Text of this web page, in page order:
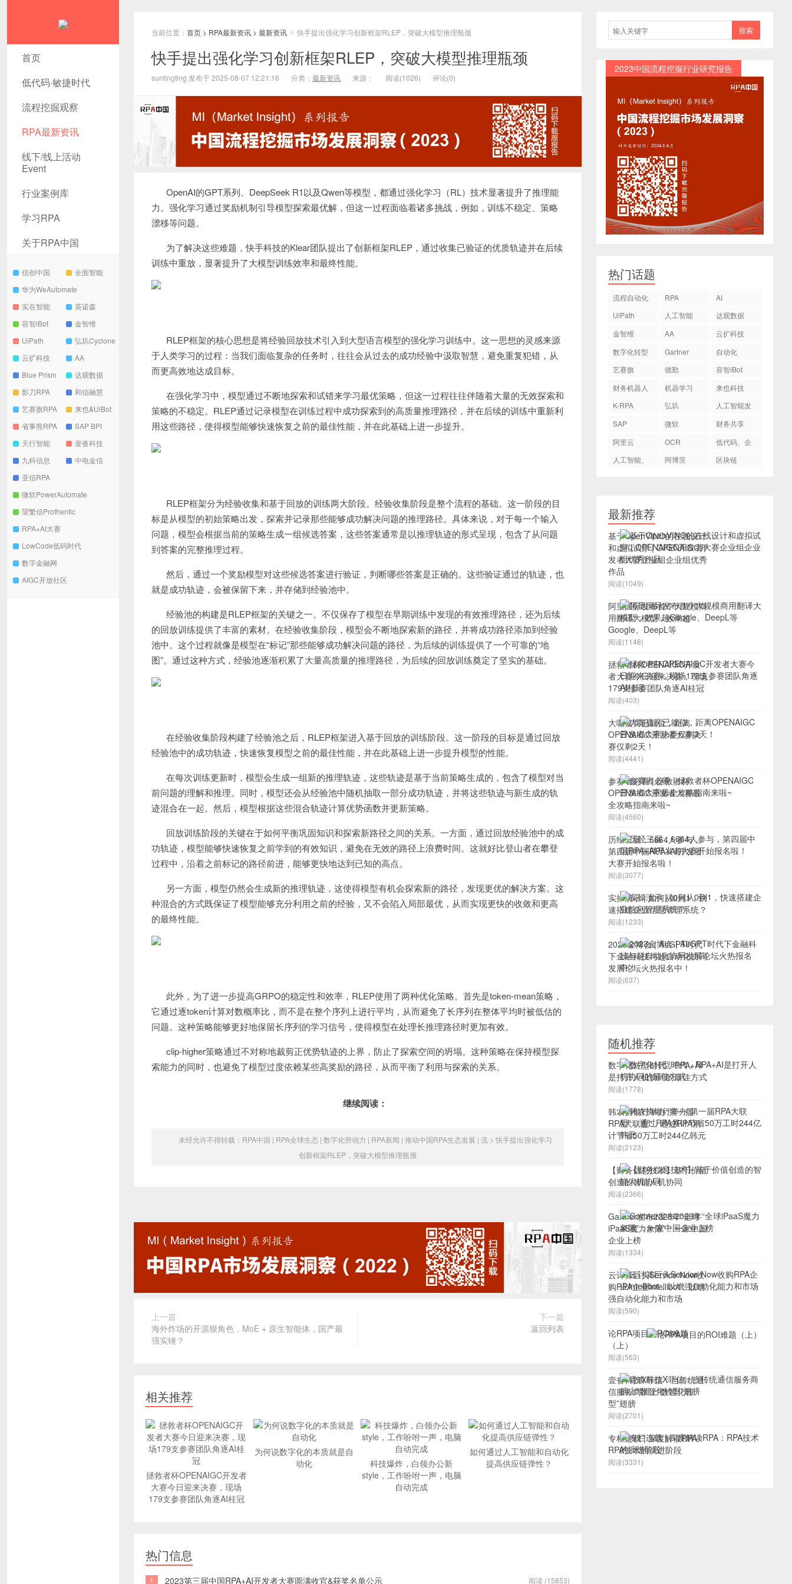
首页
低代码·敏捷时代
流程挖掘观察
RPA最新资讯
线下/线上活动
Event
行业案例库
学习RPA
关于RPA中国
信创中国
全面智能
华为WeAutomate
实在智能
英诺森
容智iBot
金智维
UiPath
弘玑Cyclone
云扩科技
AA
Blue Prism
达观数据
影刀RPA
和信融慧
艺赛旗RPA
来也&UiBot
省事熊RPA
SAP BPI
天行智能
壹沓科技
九科信息
中电金信
亚信RPA
微软PowerAutomate
望繁信Prothentic
RPA+AI大赛
LowCode低码时代
数字金融网
AIGC开放社区
当前位置： 首页 > RPA最新资讯 > 最新资讯 > 快手提出强化学习创新框架RLEP，突破大模型推理瓶颈
快手提出强化学习创新框架RLEP，突破大模型推理瓶颈
suntingting 发布于 2025-08-07 12:21:16 分类： 最新资讯 来源： 阅读(1026) 评论(0)
OpenAI的GPT系列、DeepSeek R1以及Qwen等模型，都通过强化学习（RL）技术显著提升了推理能
力。强化学习通过奖励机制引导模型探索最优解，但这一过程面临着诸多挑战，例如，训练不稳定、策略
漂移等问题。
为了解决这些难题，快手科技的Klear团队提出了创新框架RLEP，通过收集已验证的优质轨迹并在后续
训练中重放，显著提升了大模型训练效率和最终性能。
RLEP框架的核心思想是将经验回放技术引入到大型语言模型的强化学习训练中。这一思想的灵感来源
于人类学习的过程：当我们面临复杂的任务时，往往会从过去的成功经验中汲取智慧，避免重复犯错，从
而更高效地达成目标。
在强化学习中，模型通过不断地探索和试错来学习最优策略，但这一过程往往伴随着大量的无效探索和
策略的不稳定。RLEP通过记录模型在训练过程中成功探索到的高质量推理路径，并在后续的训练中重新利
用这些路径，使得模型能够快速恢复之前的最佳性能，并在此基础上进一步提升。
RLEP框架分为经验收集和基于回放的训练两大阶段。经验收集阶段是整个流程的基础。这一阶段的目
标是从模型的初始策略出发，探索并记录那些能够成功解决问题的推理路径。具体来说，对于每一个输入
问题，模型会根据当前的策略生成一组候选答案，这些答案通常是以推理轨迹的形式呈现，包含了从问题
到答案的完整推理过程。
然后，通过一个奖励模型对这些候选答案进行验证，判断哪些答案是正确的。这些验证通过的轨迹，也
就是成功轨迹，会被保留下来，并存储到经验池中。
经验池的构建是RLEP框架的关键之一。不仅保存了模型在早期训练中发现的有效推理路径，还为后续
的回放训练提供了丰富的素材。在经验收集阶段，模型会不断地探索新的路径，并将成功路径添加到经验
池中。这个过程就像是模型在“标记”那些能够成功解决问题的路径，为后续的训练提供了一个可靠的“地
图”。通过这种方式，经验池逐渐积累了大量高质量的推理路径，为后续的回放训练奠定了坚实的基础。
在经验收集阶段构建了经验池之后，RLEP框架进入基于回放的训练阶段。这一阶段的目标是通过回放
经验池中的成功轨迹，快速恢复模型之前的最佳性能，并在此基础上进一步提升模型的性能。
在每次训练更新时，模型会生成一组新的推理轨迹，这些轨迹是基于当前策略生成的，包含了模型对当
前问题的理解和推理。同时，模型还会从经验池中随机抽取一部分成功轨迹，并将这些轨迹与新生成的轨
迹混合在一起。然后，模型根据这些混合轨迹计算优势函数并更新策略。
回放训练阶段的关键在于如何平衡巩固知识和探索新路径之间的关系。一方面，通过回放经验池中的成
功轨迹，模型能够快速恢复之前学到的有效知识，避免在无效的路径上浪费时间。这就好比登山者在攀登
过程中，沿着之前标记的路径前进，能够更快地达到已知的高点。
另一方面，模型仍然会生成新的推理轨迹，这使得模型有机会探索新的路径，发现更优的解决方案。这
种混合的方式既保证了模型能够充分利用之前的经验，又不会陷入局部最优，从而实现更快的收敛和更高
的最终性能。
此外，为了进一步提高GRPO的稳定性和效率，RLEP使用了两种优化策略。首先是token-mean策略，
它通过逐token计算对数概率比，而不是在整个序列上进行平均，从而避免了长序列在整体平均时被低估的
问题。这种策略能够更好地保留长序列的学习信号，使得模型在处理长推理路径时更加有效。
clip-higher策略通过不对称地裁剪正优势轨迹的上界，防止了探索空间的坍塌。这种策略在保持模型探
索能力的同时，也避免了模型过度依赖某些高奖励的路径，从而平衡了利用与探索的关系。
继续阅读：
未经允许不得转载： RPA中国 | RPA全球生态 | 数字化劳动力 | RPA新闻 | 推动中国RPA生态发展 | 流 > 快手提出强化学习
创新框架RLEP，突破大模型推理瓶颈
上一篇
海外炸场的开源狠角色，MoE + 原生智能体，国产最
强实锤？
下一篇
返回列表
相关推荐
拯救者杯OPENAIGC开发者
大赛今日迎来决赛，现场
179支参赛团队角逐AI桂冠
为何说数字化的本质就是自
动化
科技爆炸，白领办公新
style，工作吩咐一声，电脑
自动完成
如何通过人工智能和自动化
提高供应链弹性？
热门信息
阅读 (15853)
1 2023第三届中国RPA+AI开发者大赛圆满收官&获奖名单公示
搜索
2023中国流程挖掘行业研究报告
热门话题
流程自动化 RPA
AI
UiPath
人工智能
达观数据
金智维
AA
云扩科技
数字化转型
Gartner
自动化
艺赛旗
德勤
容智iBot
财务机器人
机器学习
来也科技
K-RPA
弘玑
Cyclone
人工智能发
展
SAP 微软
财务共享
阿里云
OCR
低代码、企
业数字化转
人工智能、
阿博茨 区块链
最新推荐
基于OpenVINO的在线设计
和虚拟试穿 | OPENAIGC开
发者大赛企业组企业组优秀
作品
阅读(1049)
阿里国际发布首个大规模商
用翻译大模型，效果超
Google、DeepL等
阅读(1148)
拯救者杯OPENAIGC开发
者大赛今日迎来决赛，现场
179支参赛团队角逐AI桂冠
阅读(403)
大咖嘉宾已就位，距离
OPENAIGC开发者大赛决
赛仅剩2天！
阅读(4441)
参赛者必看 | 拯救者杯
OPENAIGC开发者大赛最
全攻略指南来啦~
阅读(4560)
历经三届，6664人参与，
第四届中国RPA+AI开发者
大赛开始报名啦！
阅读(3077)
实操演示 | 如何从0到1，快
速搭建企业信息管理系统？
阅读(1233)
2023金博会 | AI/GPT时代
下金融科技与超自动化协同
发展论坛火热报名中！
阅读(637)
随机推荐
数字化转型时代，RPA+AI
是打开人机协同的最佳方式
阅读(1778)
韩农协银行举办“第一届
RPA大联盟”，通过RPA累
计节省50万工时244亿韩元
阅读(2123)
【财务信息技术】基于价值
创造的智能人机协同
阅读(2366)
Gartner发布2023年“全球
iPaaS魔力象限”：一家中国
企业上榜
阅读(1334)
云计算巨头Service Now收
购RPA企业Intellibot，以增
强自动化能力和市场
阅读(590)
论RPA项目的ROI难题
（上）
阅读(563)
壹沓科技X菲信：当传统通
信服务商插上“数智化转
型”翅膀
阅读(2701)
专栏连载 | 深度解读RPA：
RPA技术的演进阶段
阅读(3331)